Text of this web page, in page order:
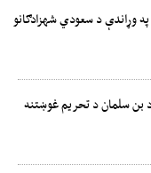
وړاندې د سعودي شهزادګانو
د بن سلمان د تحریم غوښتنه